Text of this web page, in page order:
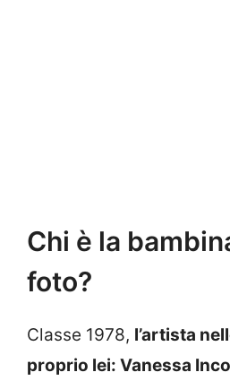
Chi è la
foto?
Classe 1978, l’artista
proprio lei: Vanessa